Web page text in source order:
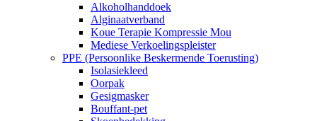
Alkoholhanddoek
Alginaatverband
Koue Terapie Kompressie Mou
Mediese Verkoelingspleister
PPE (Persoonlike Beskermende Toerusting)
Isolasiekleed
Oorpak
Gesigmasker
Bouffant-pet